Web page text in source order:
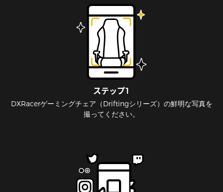
ステップ1
DXRacerゲーミングチェア（Driftingシリーズ）の鮮明な写真を
撮ってください。